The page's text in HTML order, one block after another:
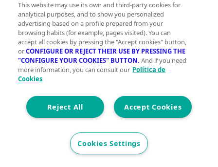
venta
This website may use its own and third-party cookies for
analytical purposes, and to show you personalized
advertising based on a profile prepared from your
browsing habits (for example, pages visited). You can
accept all cookies by pressing the "Accept cookies" button,
orCONFIGURE OR REJECT THEIR USE BY PRESSING THE
"CONFIGURE YOUR COOKIES" BUTTON. And if you need
more information, you can consult our Política de
Cookies
Accept Cookies
Reject All
Cookies Settings